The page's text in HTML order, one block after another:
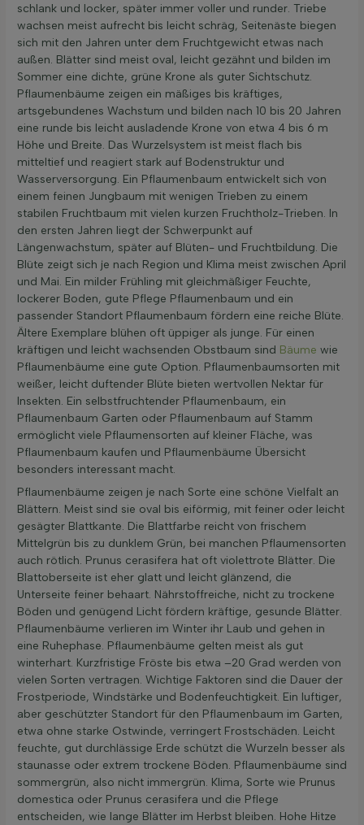
schlank und locker, später immer voller und runder. Triebe
wachsen meist aufrecht bis leicht schräg, Seitenäste biegen
sich mit den Jahren unter dem Fruchtgewicht etwas nach
außen. Blätter sind meist oval, leicht gezähnt und bilden im
Sommer eine dichte, grüne Krone als guter Sichtschutz.
Pflaumenbäume zeigen ein mäßiges bis kräftiges,
artsgebundenes Wachstum und bilden nach 10 bis 20 Jahren
eine runde bis leicht ausladende Krone von etwa 4 bis 6 m
Höhe und Breite. Das Wurzelsystem ist meist flach bis
mitteltief und reagiert stark auf Bodenstruktur und
Wasserversorgung. Ein Pflaumenbaum entwickelt sich von
einem feinen Jungbaum mit wenigen Trieben zu einem
stabilen Fruchtbaum mit vielen kurzen Fruchtholz-Trieben. In
den ersten Jahren liegt der Schwerpunkt auf
Längenwachstum, später auf Blüten- und Fruchtbildung. Die
Blüte zeigt sich je nach Region und Klima meist zwischen April
und Mai. Ein milder Frühling mit gleichmäßiger Feuchte,
lockerer Boden, gute Pflege Pflaumenbaum und ein
passender Standort Pflaumenbaum fördern eine reiche Blüte.
Ältere Exemplare blühen oft üppiger als junge. Für einen
kräftigen und leicht wachsenden Obstbaum sind Bäume wie
Pflaumenbäume eine gute Option. Pflaumenbaumsorten mit
weißer, leicht duftender Blüte bieten wertvollen Nektar für
Insekten. Ein selbstfruchtender Pflaumenbaum, ein
Pflaumenbaum Garten oder Pflaumenbaum auf Stamm
ermöglicht viele Pflaumensorten auf kleiner Fläche, was
Pflaumenbaum kaufen und Pflaumenbäume Übersicht
besonders interessant macht.
Pflaumenbäume zeigen je nach Sorte eine schöne Vielfalt an
Blättern. Meist sind sie oval bis eiförmig, mit feiner oder leicht
gesägter Blattkante. Die Blattfarbe reicht von frischem
Mittelgrün bis zu dunklem Grün, bei manchen Pflaumensorten
auch rötlich. Prunus cerasifera hat oft violettrote Blätter. Die
Blattoberseite ist eher glatt und leicht glänzend, die
Unterseite feiner behaart. Nährstoffreiche, nicht zu trockene
Böden und genügend Licht fördern kräftige, gesunde Blätter.
Pflaumenbäume verlieren im Winter ihr Laub und gehen in
eine Ruhephase. Pflaumenbäume gelten meist als gut
winterhart. Kurzfristige Fröste bis etwa –20 Grad werden von
vielen Sorten vertragen. Wichtige Faktoren sind die Dauer der
Frostperiode, Windstärke und Bodenfeuchtigkeit. Ein luftiger,
aber geschützter Standort für den Pflaumenbaum im Garten,
etwa ohne starke Ostwinde, verringert Frostschäden. Leicht
feuchte, gut durchlässige Erde schützt die Wurzeln besser als
staunasse oder extrem trockene Böden. Pflaumenbäume sind
sommergrün, also nicht immergrün. Klima, Sorte wie Prunus
domestica oder Prunus cerasifera und die Pflege
entscheiden, wie lange Blätter im Herbst bleiben. Hohe Hitze